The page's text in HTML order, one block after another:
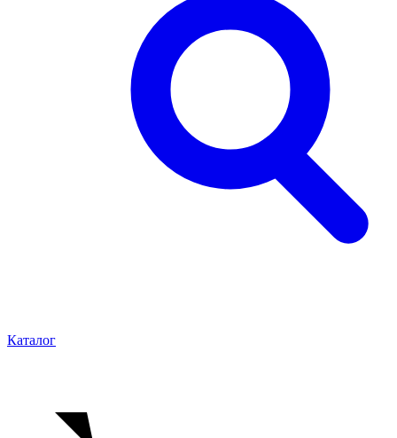
Каталог